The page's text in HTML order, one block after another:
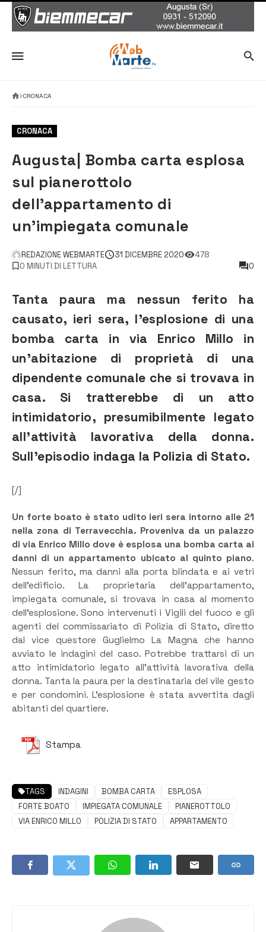
CRONACA
CRONACA
Augusta| Bomba carta esplosa
sul pianerottolo
dell’appartamento di
un’impiegata comunale
REDAZIONE WEBMARTE 31 DICEMBRE 2020
478
0 MINUTI DI LETTURA
0
Tanta paura ma nessun ferito ha
causato, ieri sera, l’esplosione di una
bomba carta in via Enrico Millo in
un’abitazione di proprietà di una
dipendente comunale che si trovava in
casa. Si tratterebbe di un atto
intimidatorio, presumibilmente legato
all’attività lavorativa della donna.
Sull’episodio indaga la Polizia di Stato.
[/]
Un forte boato è stato udito ieri sera intorno alle 21
nella zona di Terravecchia. Proveniva da un palazzo
di via Enrico Millo dove è esplosa una bomba carta ai
danni di un appartamento ubicato al quinto piano.
Nessun ferito, ma danni alla porta blindata e ai vetri
dell’edificio. La proprietaria dell’appartamento,
impiegata comunale, si trovava in casa al momento
dell’esplosione. Sono intervenuti i Vigili del fuoco e gli
agenti del commissariato di Polizia di Stato, diretto
dal vice questore Guglielmo La Magna che hanno
avviato le indagini del caso. Potrebbe trattarsi di un
atto intimidatorio legato all’attività lavorativa della
donna. Tanta la paura per la destinataria del vile gesto
e per condomini. L’esplosione è stata avvertita dagli
abitanti del quartiere.
Stampa
TAGS INDAGINI BOMBA CARTA
ESPLOSA
FORTE BOATO
IMPIEGATA COMUNALE
PIANEROTTOLO
VIA ENRICO MILLO
POLIZIA DI STATO APPARTAMENTO